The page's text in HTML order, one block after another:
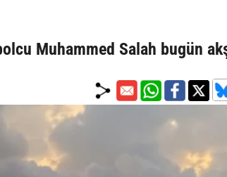
Muhammed Salah bugün